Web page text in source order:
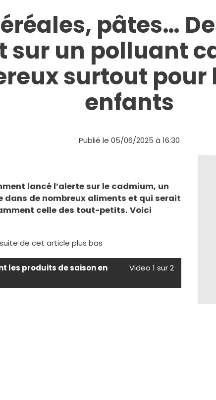
pâtes…
sur un polluant
surtout pour
enfants
Publié le 05/06/2025 à 16:30
lancé l’alerte sur le cadmium, un
dans de nombreux aliments et qui serait
celle des tout-petits. Voici
de cet article plus bas
les produits de saison en
Video 1 sur 2